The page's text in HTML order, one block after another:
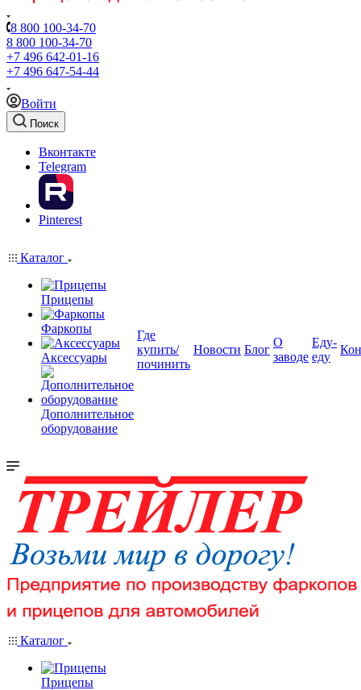
8 800 100-34-70
8 800 100-34-70
+7 496 642-01-16
+7 496 647-54-44
Войти
Поиск
Вконтакте
Telegram
Pinterest
Каталог
Прицепы
Фаркопы
Аксессуары
Дополнительное
оборудование
Где
купить/
починить
Новости Блог
О
заводе
Еду-
еду
Каталог
Прицепы